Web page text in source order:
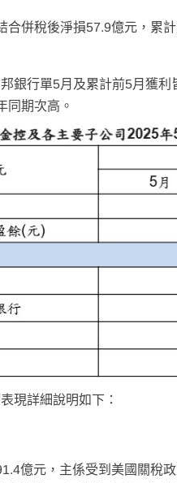
合併稅後淨損57.9億元，累
銀行單5月及累計前5月獲
同期次高。
現詳細說明如下：
億元，主係受到美國關稅